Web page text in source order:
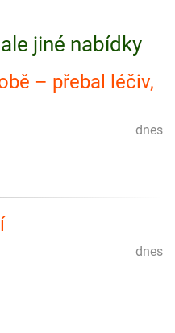
jiné nabídky
– přebal léčiv,
dnes
dnes